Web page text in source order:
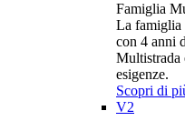
Famiglia
La famiglia
con 4 anni
Multistrada
esigenze.
Scopri di
V2